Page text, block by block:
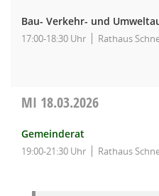
Bau- Verkehr- und
17:00-18:30 Uhr Rathaus
MI 18.03.2026
Gemeinderat
19:00-21:30 Uhr Rathaus